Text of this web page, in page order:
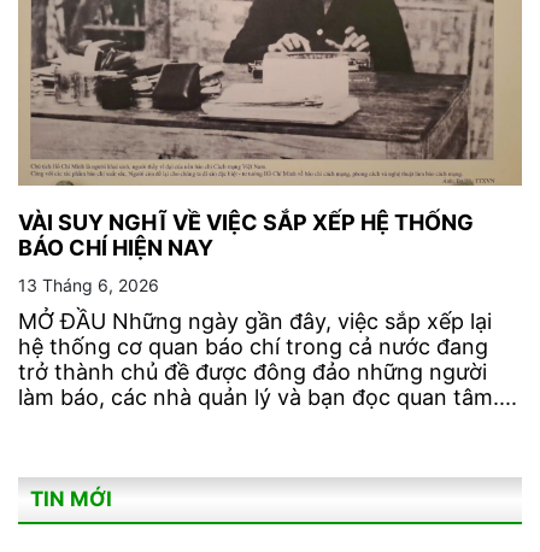
VÀI SUY NGHĨ VỀ VIỆC SẮP XẾP HỆ THỐNG
BÁO CHÍ HIỆN NAY
13 Tháng 6, 2026
MỞ ĐẦU Những ngày gần đây, việc sắp xếp lại
hệ thống cơ quan báo chí trong cả nước đang
trở thành chủ đề được đông đảo những người
làm báo, các nhà quản lý và bạn đọc quan tâm....
TIN MỚI